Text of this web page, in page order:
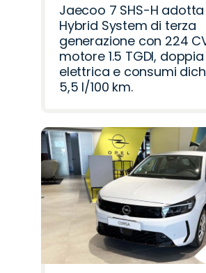
Jaecoo 7 SHS-H adotta
Hybrid System di terza
generazione con 224
motore 1.5 TGDI,
elettrica e consumi
5,5 l/100 km.